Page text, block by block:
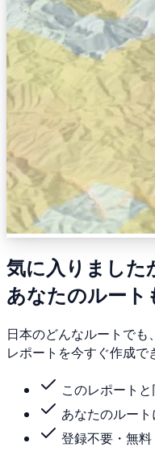
気に入りました
あなたのルート
日本のどんなルートで
レポートを今すぐ作成で
このレポート
あなたのルー
登録不要・無